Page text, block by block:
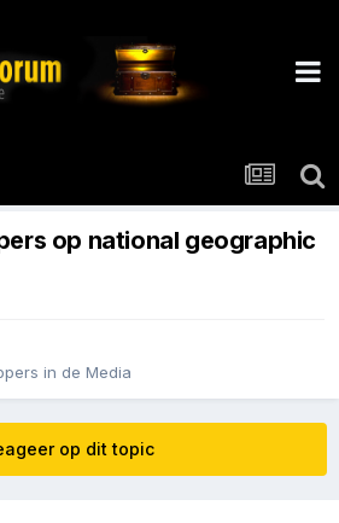
op national geographic
in de Media
op dit topic